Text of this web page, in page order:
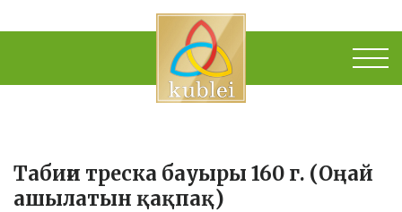
Табиғи треска бауыры 160 г. (Оңай
ашылатын қақпақ)